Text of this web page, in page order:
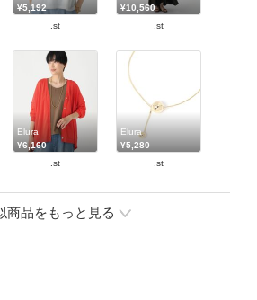
¥5,192
.st
¥10,560
.st
Elura
¥6,160
.st
Elura
¥5,280
.st
商品をもっと見る